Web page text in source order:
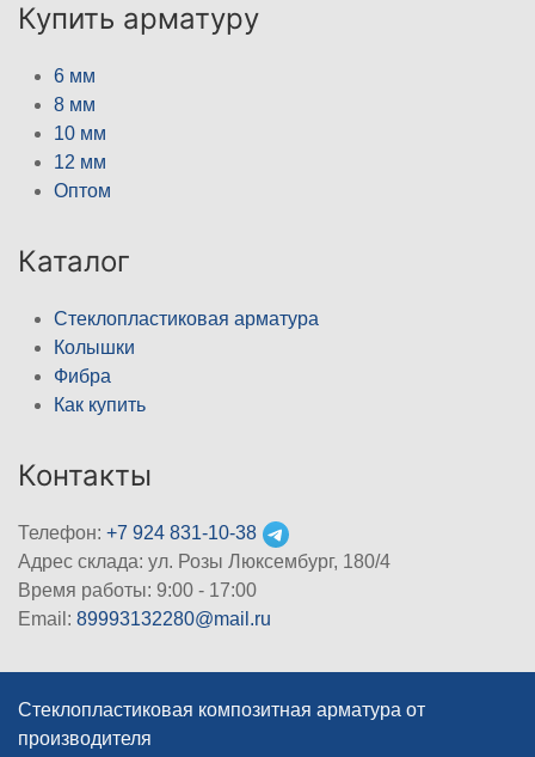
Купить арматуру
6 мм
8 мм
10 мм
12 мм
Оптом
Каталог
Стеклопластиковая арматура
Колышки
Фибра
Как купить
Контакты
Телефон: +7 924 831-10-38
Адрес склада: ул. Розы Люксембург, 180/4
Время работы: 9:00 - 17:00
Email: 89993132280@mail.ru
Стеклопластиковая композитная арматура от
производителя